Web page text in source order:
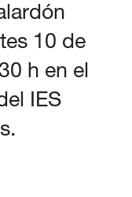
10 de
h en el
IES